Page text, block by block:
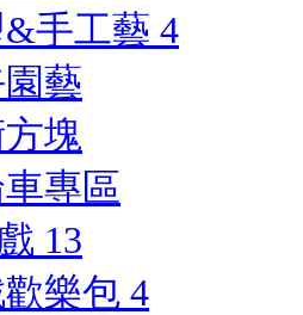
手工藝 4
藝
塊
專區
13
樂包 4